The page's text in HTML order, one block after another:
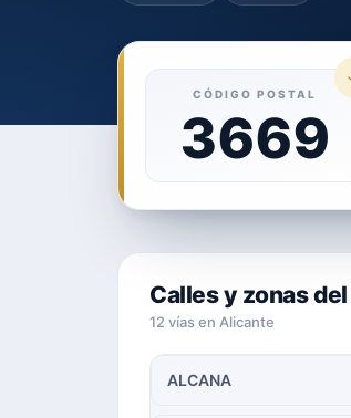
CÓDIGO POSTAL
3669
Calles y zonas
12 vías en Alicante
ALCANA